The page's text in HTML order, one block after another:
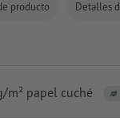
producto Detalles
m² papel cuché